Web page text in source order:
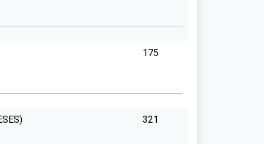
175
321